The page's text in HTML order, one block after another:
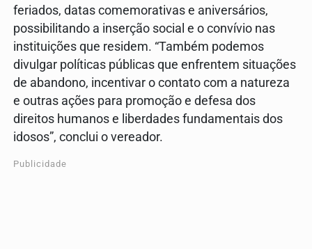
feriados, datas comemorativas e aniversários,
possibilitando a inserção social e o convívio nas
instituições que residem. “Também podemos
divulgar políticas públicas que enfrentem situações
de abandono, incentivar o contato com a natureza
e outras ações para promoção e defesa dos
direitos humanos e liberdades fundamentais dos
idosos”, conclui o vereador.
Publicidade